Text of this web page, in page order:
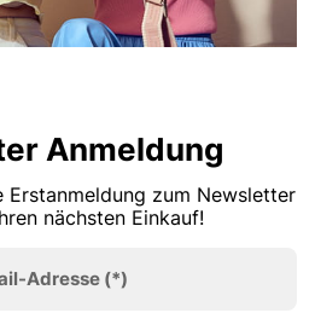
Anmeldung
Erstanmeldung zum Newsletter
nächsten Einkauf!
Adresse (*)